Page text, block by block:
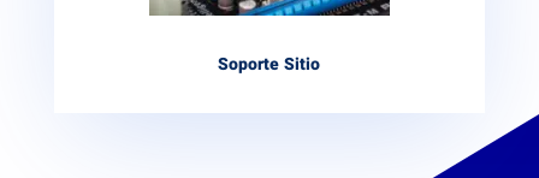
Soporte Sitio